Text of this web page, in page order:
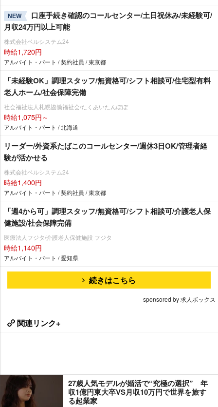
NEW
口座手続き確認のコールセンター/土日祝休み/未経験可/
月収24万円以上可能
株式会社ベルシステム24
時給1,720円
アルバイト・パート / 契約社員 / 東京都
「未経験OK」調理スタッフ/無資格可/シフト相談可/住宅型有料
老人ホーム/社会保障完備
社会福祉法人札幌協働福祉会/たくあいたんぽぽ
時給1,075円～
アルバイト・パート / 北海道
リーダー/外資系たばこのコールセンター/週休3日OK/管理者経
験が活かせる
株式会社ベルシステム24
時給1,400円
アルバイト・パート / 契約社員 / 東京都
「週4から可」調理スタッフ/無資格可/シフト相談可/介護老人保
健施設/社会保障完備
医療法人フジタ/介護老人保健施設 フジタ
時給1,140円
アルバイト・パート / 愛知県
続きはこちら
sponsored by 求人ボックス
関連リンク+
27歳人気モデルが婚活で“究極の選択” 年
収1億円東大卒VS月収10万円で世界を旅す
る起業家